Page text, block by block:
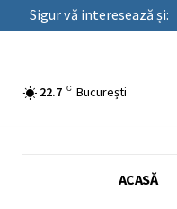
Sigur vă interesează și:
22.7 C București
ACASĂ